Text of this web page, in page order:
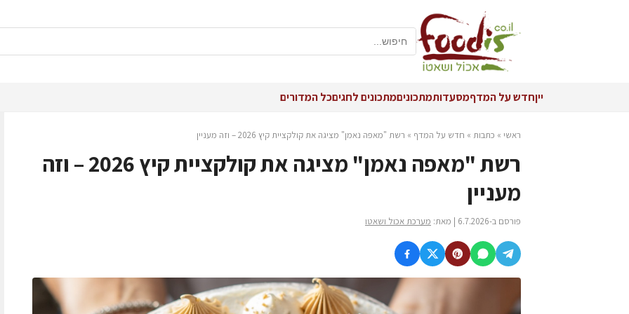
ייןחדש על המדףמסעדותמתכוניםמתכונים לחגיםכל המדורים
ראשי » כתבות » חדש על המדף » רשת "מאפה נאמן" מציגה את קולקציית קיץ 2026 – וזה מעניין
רשת "מאפה נאמן" מציגה את קולקציית קיץ 2026 – וזה
מעניין
פורסם ב-6.7.2026 | מאת: מערכת אכול ושאטו